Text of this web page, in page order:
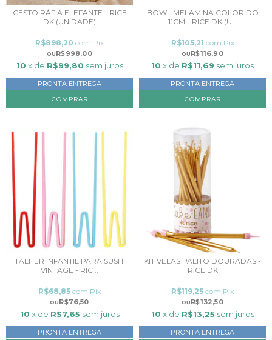
CESTO RÁFIA ELEFANTE - RICE
DK (UNIDADE)
R$998,00
R$898,20 com Pix
10 x de R$99,80 sem juros
PRONTA ENTREGA
COMPRAR
BOWL MELAMINA COLORIDO
11CM - RICE DK (U...
R$116,90
R$105,21 com Pix
10 x de R$11,69 sem juros
PRONTA ENTREGA
COMPRAR
TALHER INFANTIL PARA SUSHI
VINTAGE - RIC...
R$76,50
R$68,85 com Pix
10 x de R$7,65 sem juros
PRONTA ENTREGA
KIT VELAS PALITO DOURADAS -
RICE DK
R$132,50
R$119,25 com Pix
10 x de R$13,25 sem juros
PRONTA ENTREGA